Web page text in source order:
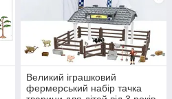
Великий іграшковий
фермерський набір тачка